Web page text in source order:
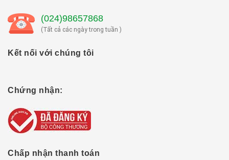
(024)98657868
(Tất cả các ngày trong tuần )
Kết nối với chúng tôi
Chứng nhận:
Chấp nhận thanh toán